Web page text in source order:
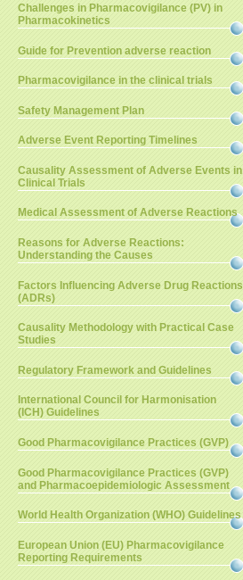
Challenges in Pharmacovigilance (PV) in
Pharmacokinetics
Guide for Prevention adverse reaction
Pharmacovigilance in the clinical trials
Safety Management Plan
Adverse Event Reporting Timelines
Causality Assessment of Adverse Events in
Clinical Trials
Medical Assessment of Adverse Reactions
Reasons for Adverse Reactions:
Understanding the Causes
Factors Influencing Adverse Drug Reactions
(ADRs)
Causality Methodology with Practical Case
Studies
Regulatory Framework and Guidelines
International Council for Harmonisation
(ICH) Guidelines
Good Pharmacovigilance Practices (GVP)
Good Pharmacovigilance Practices (GVP)
and Pharmacoepidemiologic Assessment
World Health Organization (WHO) Guidelines
European Union (EU) Pharmacovigilance
Reporting Requirements